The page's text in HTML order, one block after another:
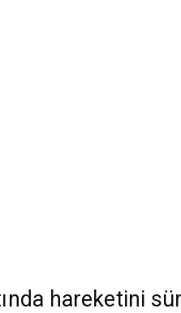
hareketini